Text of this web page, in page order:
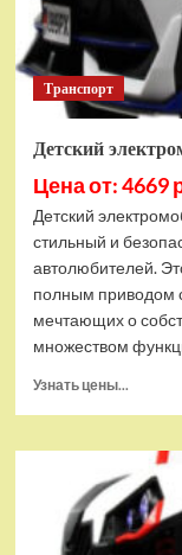
Транспорт
Детский
Цена от: 4669
Детский
стильный и
автолюбителей.
полным приводом
мечтающих о
множеством
Узнать цены...
RiverToys
K999PX
белый